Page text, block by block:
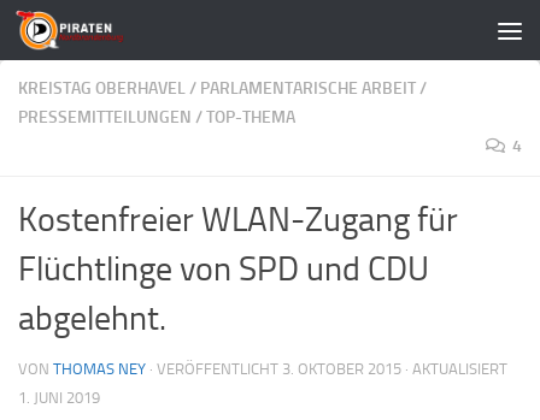
Zum Inhalt springen
KREISTAG OBERHAVEL/ PARLAMENTARISCHE ARBEIT/
PRESSEMITTEILUNGEN /TOP-THEMA
4
Kostenfreier WLAN-Zugang für
Flüchtlinge von SPD und CDU
abgelehnt.
VON THOMAS NEY · VERÖFFENTLICHT 3. OKTOBER 2015 · AKTUALISIERT
1. JUNI 2019